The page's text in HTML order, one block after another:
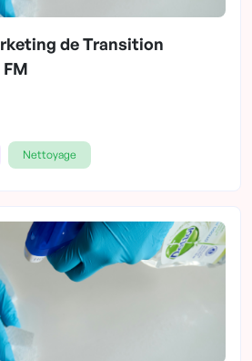
de Transition
Nettoyage